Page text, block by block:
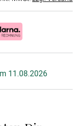
11.08.2026